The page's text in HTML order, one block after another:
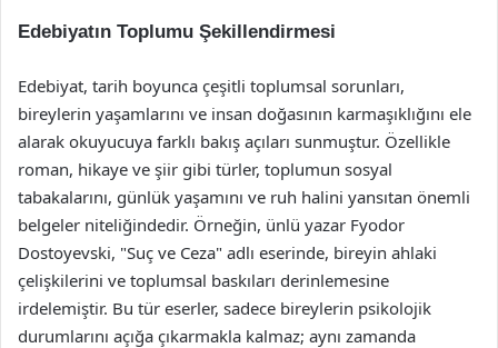
Edebiyatın Toplumu Şekillendirmesi
Edebiyat, tarih boyunca çeşitli toplumsal sorunları,
bireylerin yaşamlarını ve insan doğasının karmaşıklığını ele
alarak okuyucuya farklı bakış açıları sunmuştur. Özellikle
roman, hikaye ve şiir gibi türler, toplumun sosyal
tabakalarını, günlük yaşamını ve ruh halini yansıtan önemli
belgeler niteliğindedir. Örneğin, ünlü yazar Fyodor
Dostoyevski, "Suç ve Ceza" adlı eserinde, bireyin ahlaki
çelişkilerini ve toplumsal baskıları derinlemesine
irdelemiştir. Bu tür eserler, sadece bireylerin psikolojik
durumlarını açığa çıkarmakla kalmaz; aynı zamanda